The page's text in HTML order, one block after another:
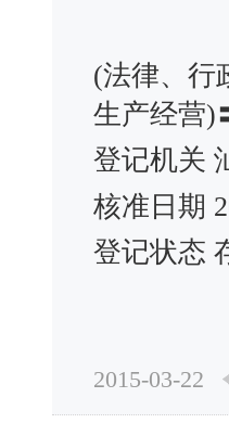
(法律、行
生产经营)
登记机关
核准日期
登记状态
2015-03-22